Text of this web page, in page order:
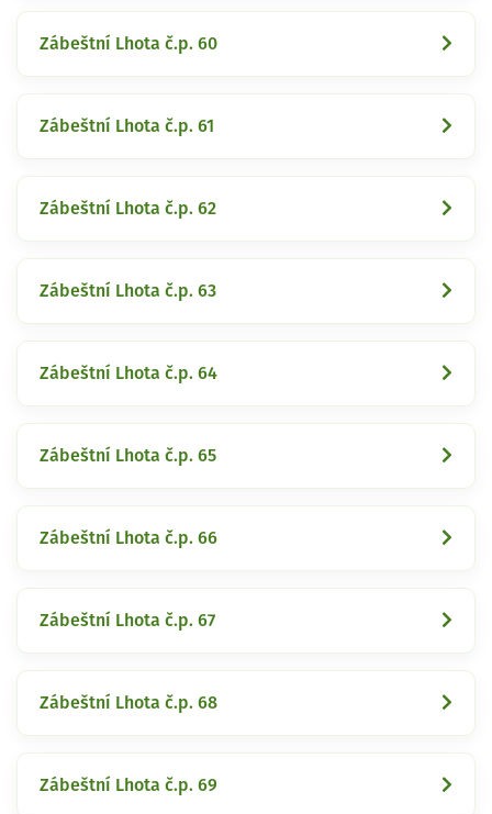
Zábeštní Lhota č.p. 60
Zábeštní Lhota č.p. 61
Zábeštní Lhota č.p. 62
Zábeštní Lhota č.p. 63
Zábeštní Lhota č.p. 64
Zábeštní Lhota č.p. 65
Zábeštní Lhota č.p. 66
Zábeštní Lhota č.p. 67
Zábeštní Lhota č.p. 68
Zábeštní Lhota č.p. 69